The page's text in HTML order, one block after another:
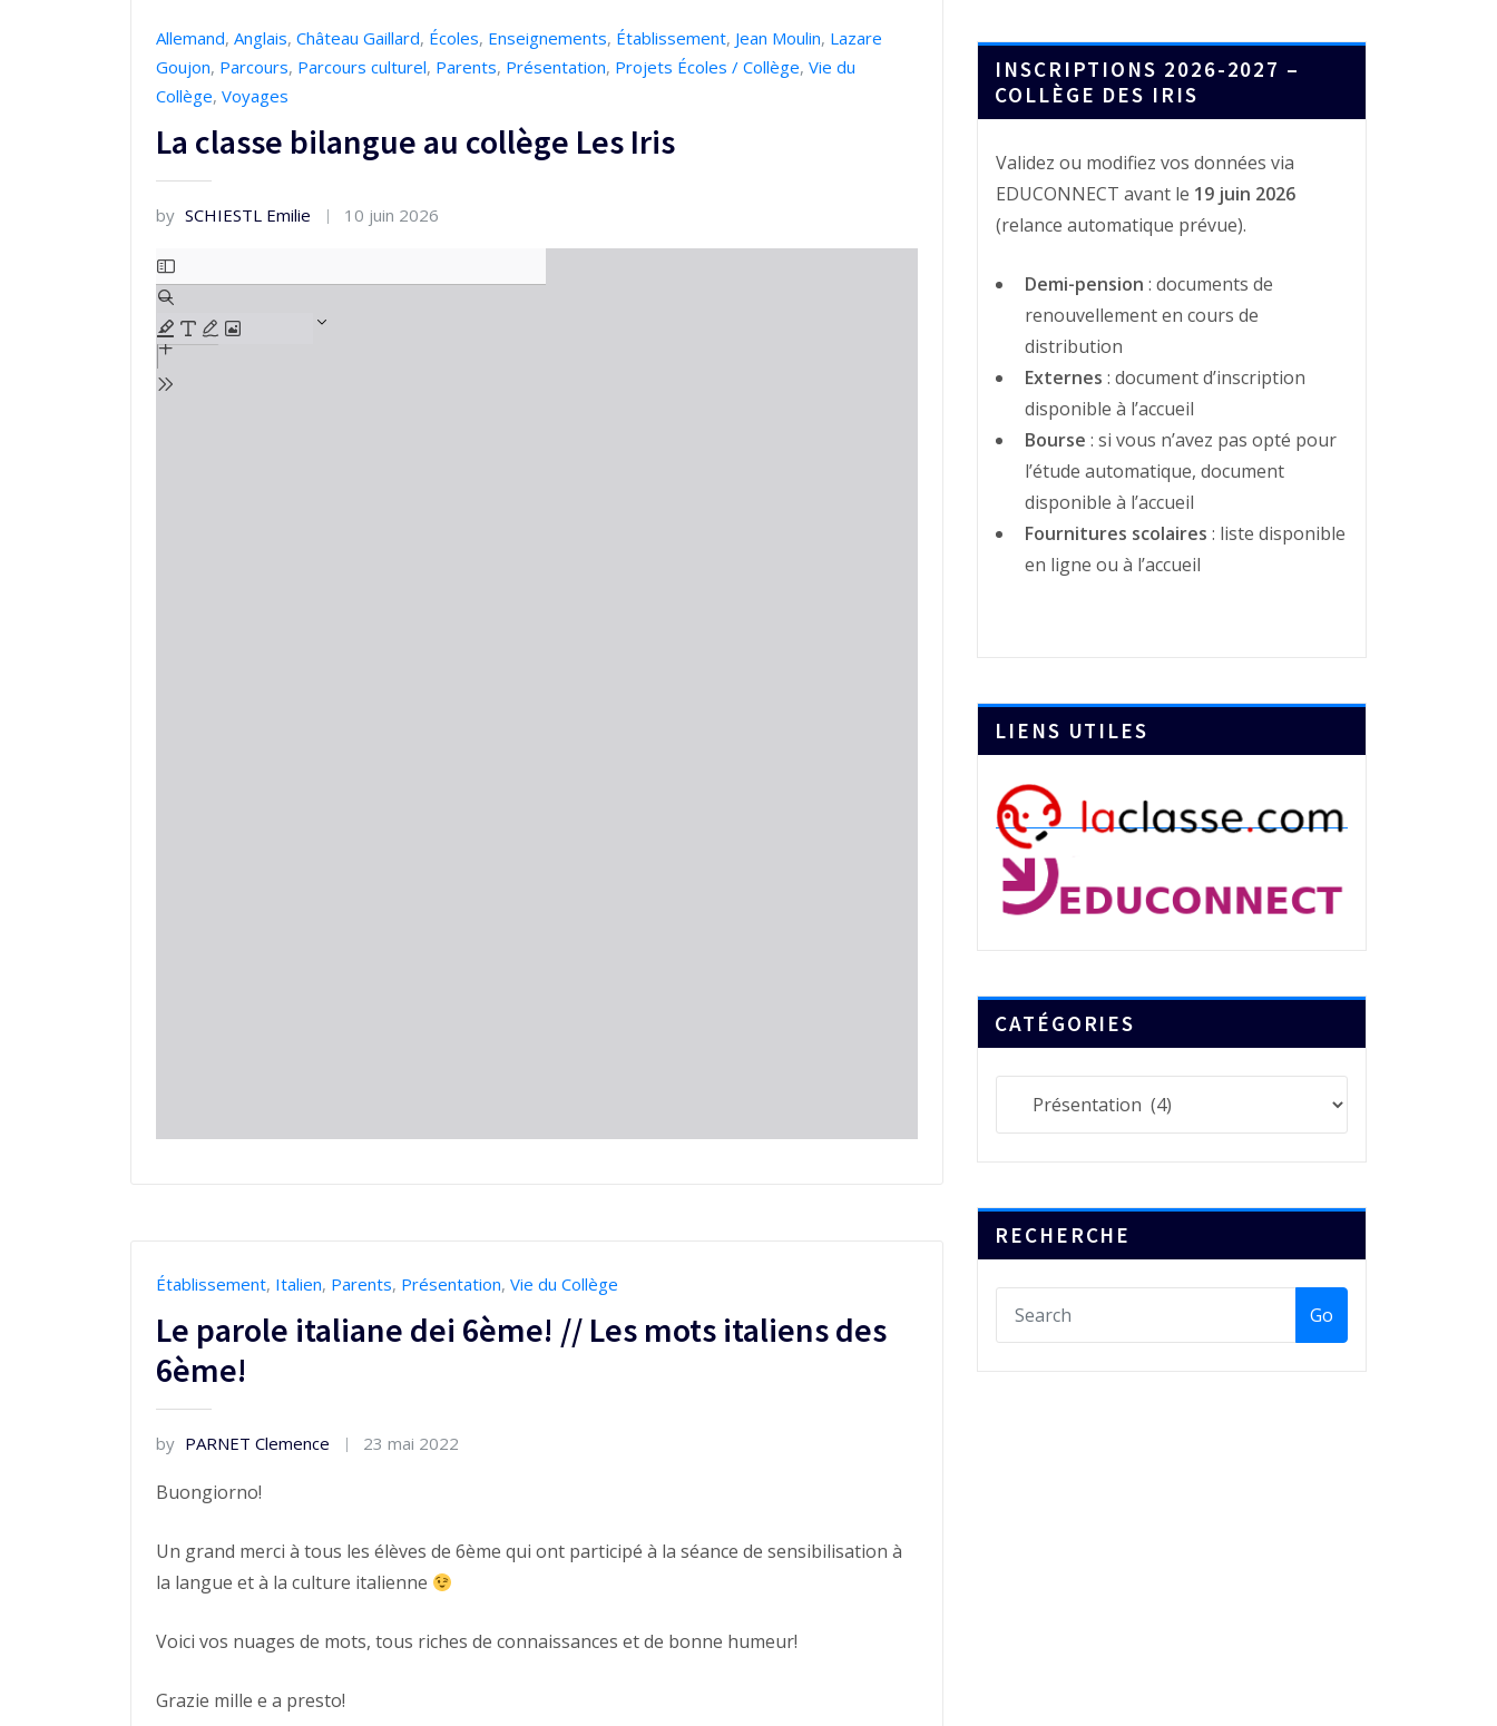
Allemand, Anglais, Château Gaillard, Écoles, Enseignements, Établissement, Jean Moulin, Lazare
Goujon, Parcours, Parcours culturel, Parents, Présentation, Projets Écoles / Collège, Vie du
Collège, Voyages
La classe bilangue au collège Les Iris
by SCHIESTL Emilie 10 juin 2026
Aller
au
contenu
PDF
Établissement, Italien, Parents, Présentation, Vie du Collège
Le parole italiane dei 6ème! // Les mots italiens des
6ème!
by PARNET Clemence 23 mai 2022
Buongiorno!
Un grand merci à tous les élèves de 6ème qui ont participé à la séance de sensibilisation à
la langue et à la culture italienne
Voici vos nuages de mots, tous riches de connaissances et de bonne humeur!
Grazie mille e a presto!
INSCRIPTIONS 2026-2027 –
COLLÈGE DES IRIS
Validez ou modifiez vos données via
EDUCONNECT avant le 19 juin 2026
(relance automatique prévue).
Demi-pension : documents de
renouvellement en cours de
distribution
Externes : document d’inscription
disponible à l’accueil
Bourse : si vous n’avez pas opté pour
l’étude automatique, document
disponible à l’accueil
Fournitures scolaires : liste disponible
en ligne ou à l’accueil
LIENS UTILES
CATÉGORIES
RECHERCHE
Go